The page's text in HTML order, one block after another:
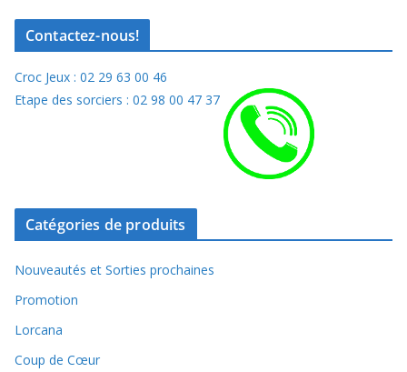
Contactez-nous!
Croc Jeux : 02 29 63 00 46
Etape des sorciers : 02 98 00 47 37
Catégories de produits
Nouveautés et Sorties prochaines
Promotion
Lorcana
Coup de Cœur